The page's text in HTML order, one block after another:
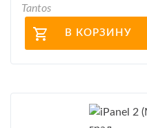
Tantos
В КОРЗИНУ